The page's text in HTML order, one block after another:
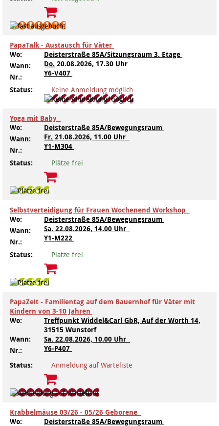
PapaTalk - Austausch für Väter
Wo:
Deisterstraße 85A/Sitzungsraum 3. Etage
Wann:
Do. 20.08.2026, 17.30 Uhr
Nr.:
Y6-V407
Status:
Keine Anmeldung möglich
Yoga mit Baby
Wo:
Deisterstraße 85A/Bewegungsraum
Wann:
Fr. 21.08.2026, 11.00 Uhr
Nr.:
Y1-M304
Status:
Plätze frei
Selbstverteidigung für Frauen Wochenend Workshop
Wo:
Deisterstraße 85A/Bewegungsraum
Wann:
Sa. 22.08.2026, 14.00 Uhr
Nr.:
Y1-M222
Status:
Plätze frei
PapaZeit - Familientag auf dem Bauernhof für Väter mit
Kindern von 3-10 Jahren
Wo:
Treffpunkt Widdel&Carl GbR, Auf der Worth 14,
31515 Wunstorf
Wann:
Sa. 22.08.2026, 10.00 Uhr
Nr.:
Y6-P407
Status:
Anmeldung auf Warteliste
Krabbelmäuse 03/26 - 05/26 Geborene
Wo:
Deisterstraße 85A/Bewegungsraum